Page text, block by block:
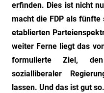
erfinden. Dies ist nicht
macht die FDP als
etablierten
weiter Ferne liegt das
formulierte Ziel, den
sozialliberaler
lassen. Und das ist gut so.